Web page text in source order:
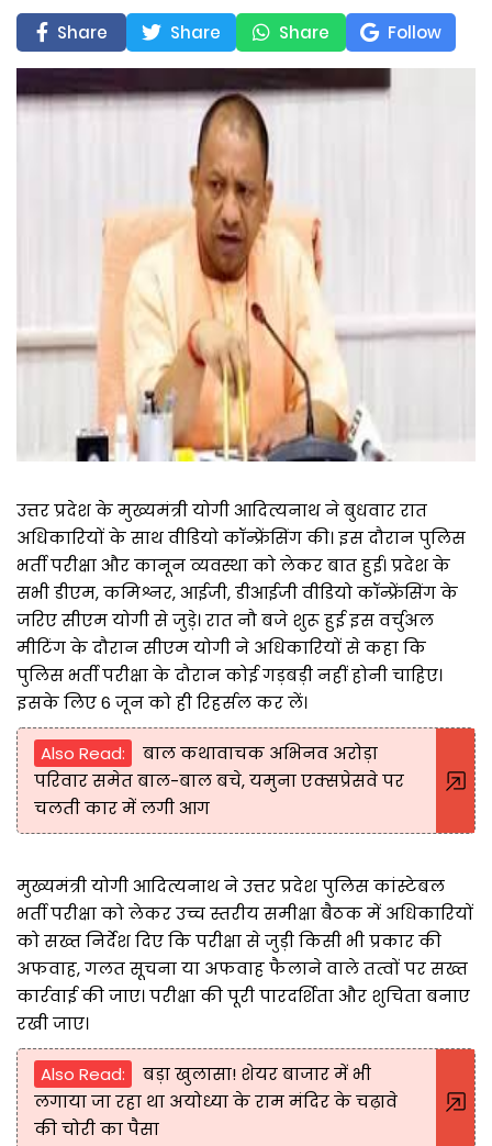
Share Share Share Follow
उत्तर प्रदेश के मुख्यमंत्री योगी आदित्यनाथ ने बुधवार रात
अधिकारियों के साथ वीडियो कॉन्फ्रेंसिंग की। इस दौरान पुलिस
भर्ती परीक्षा और कानून व्यवस्था को लेकर बात हुई। प्रदेश के
सभी डीएम, कमिश्नर, आईजी, डीआईजी वीडियो कॉन्फ्रेंसिंग के
जरिए सीएम योगी से जुड़े। रात नौ बजे शुरू हुई इस वर्चुअल
मीटिंग के दौरान सीएम योगी ने अधिकारियों से कहा कि
पुलिस भर्ती परीक्षा के दौरान कोई गड़बड़ी नहीं होनी चाहिए।
इसके लिए 6 जून को ही रिहर्सल कर लें।
Also Read:
बाल कथावाचक अभिनव अरोड़ा
परिवार समेत बाल-बाल बचे, यमुना एक्सप्रेसवे पर
चलती कार में लगी आग
मुख्यमंत्री योगी आदित्यनाथ ने उत्तर प्रदेश पुलिस कांस्टेबल
भर्ती परीक्षा को लेकर उच्च स्तरीय समीक्षा बैठक में अधिकारियों
को सख्त निर्देश दिए कि परीक्षा से जुड़ी किसी भी प्रकार की
अफवाह, गलत सूचना या अफवाह फैलाने वाले तत्वों पर सख्त
कार्रवाई की जाए। परीक्षा की पूरी पारदर्शिता और शुचिता बनाए
रखी जाए।
Also Read:
बड़ा खुलासा! शेयर बाजार में भी
लगाया जा रहा था अयोध्या के राम मंदिर के चढ़ावे
की चोरी का पैसा